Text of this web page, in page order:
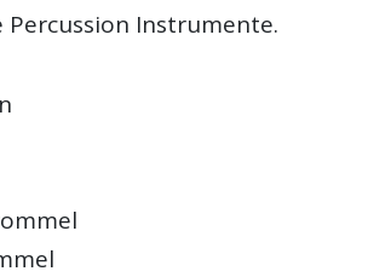
Percussion Instrumente.